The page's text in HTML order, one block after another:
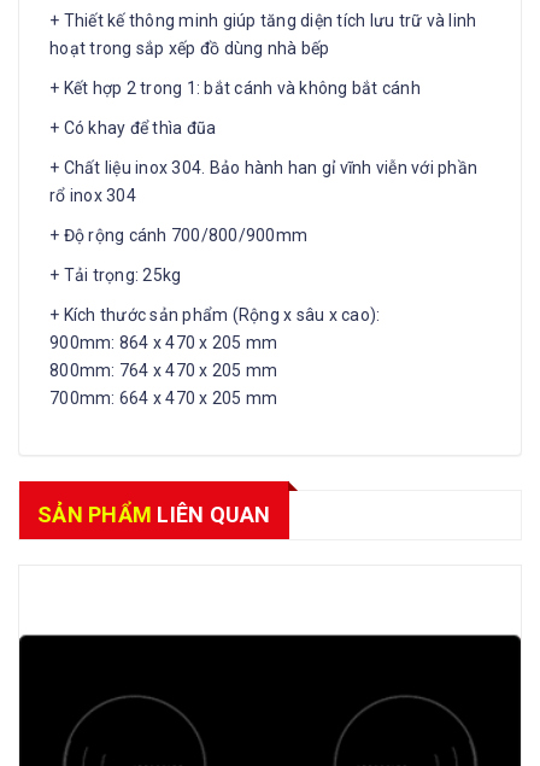
+ Thiết kế thông minh giúp tăng diện tích lưu trữ và linh
hoạt trong sắp xếp đồ dùng nhà bếp
+ Kết hợp 2 trong 1: bắt cánh và không bắt cánh
+ Có khay để thìa đũa
+ Chất liệu inox 304. Bảo hành han gỉ vĩnh viễn với phần
rổ inox 304
+ Độ rộng cánh 700/800/900mm
+ Tải trọng: 25kg
+ Kích thước sản phẩm (Rộng x sâu x cao):
900mm: 864 x 470 x 205 mm
800mm: 764 x 470 x 205 mm
700mm: 664 x 470 x 205 mm
SẢN PHẨM LIÊN QUAN